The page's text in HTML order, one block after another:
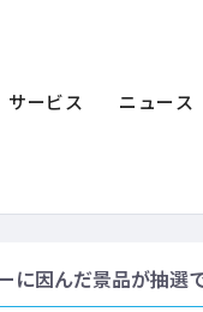
サービス ニュース
! 「パッカー
に因んだ景品が抽選